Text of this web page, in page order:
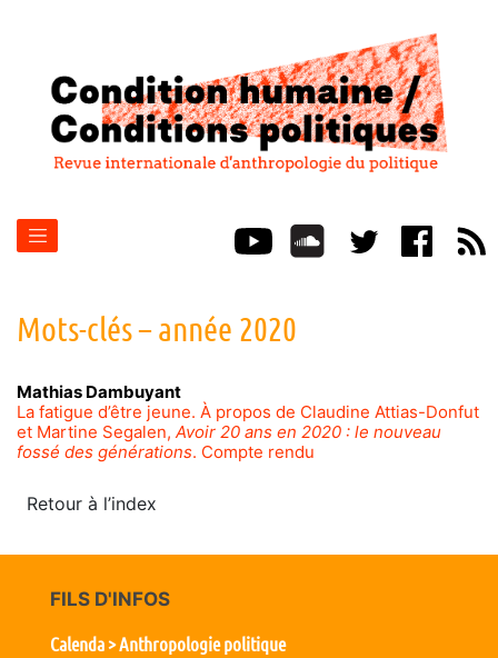
Mots-clés – année 2020
Mathias Dambuyant
La fatigue d’être jeune. À propos de Claudine Attias-Donfut
et Martine Segalen, Avoir 20 ans en 2020 : le nouveau
fossé des générations. Compte rendu
Retour à l’index
FILS D'INFOS
Calenda > Anthropologie politique